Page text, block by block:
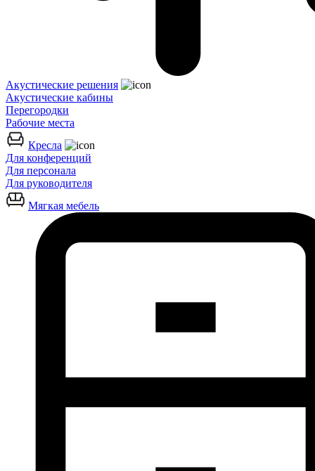
Акустические решения
Акустические кабины
Перегородки
Рабочие места
Кресла
Для конференций
Для персонала
Для руководителя
Мягкая мебель